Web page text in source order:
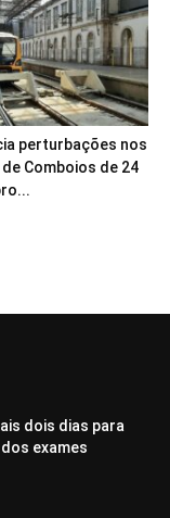
perturbações nos
Comboios de 24
dois dias para
exames